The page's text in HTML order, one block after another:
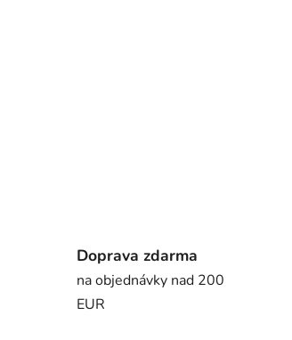
Doprava zdarma
na objednávky nad 200
EUR